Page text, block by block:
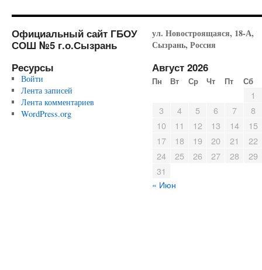
Официальный сайт ГБОУ
СОШ №5 г.о.Сызрань
Ресурсы
Войти
Лента записей
Лента комментариев
WordPress.org
ул. Новостроящаяся, 18-А,
Сызрань, Россия
Август 2026
Пн Вт Ср Чт Пт Сб
1
3
4 5 6 7
8
10
11 12 13 14
15
17
18 19 20 21
22
24
25 26 27 28
29
31
« Июн